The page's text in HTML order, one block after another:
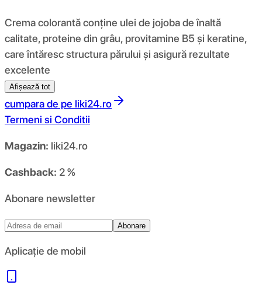
Crema colorantă conține ulei de jojoba de înaltă
calitate, proteine ​​din grâu, provitamine B5 și keratine,
care întăresc structura părului și asigură rezultate
excelente
Afișează tot
cumpara de pe liki24.ro
Termeni si Conditii
Magazin: liki24.ro
Cashback: 2 %
Abonare newsletter
Abonare
Aplicație de mobil